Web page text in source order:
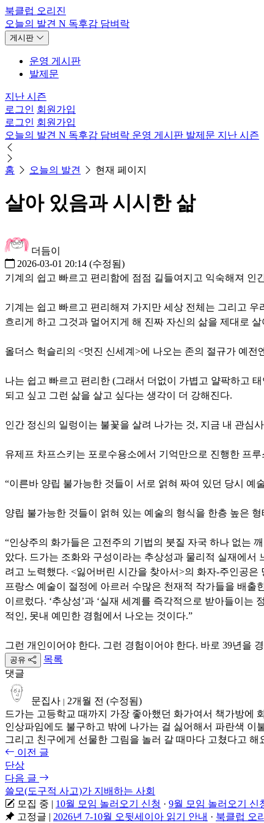
북클럽 오리진
오늘의 발견 N 독후감 담벼락
게시판
운영 게시판
발제문
지난 시즌
로그인 회원가입
로그인 회원가입
오늘의 발견 N 독후감 담벼락 운영 게시판 발제문 지난 시즌
홈 오늘의 발견 현재 페이지
살아 있음과 시시한 삶
더듬이
2026-03-01 20:14 (수정됨)
기계의 쉽고 빠르고 편리함에 점점 길들여지고 익숙해져
기계는 쉽고 빠르고 편리해져 가지만 세상 전체는 그리고
흐리게 하고 그것과 멀어지게 해 진짜 자신의 삶을 제대로
올더스 헉슬리의 <멋진 신세계>에 나오는 존의 절규가 예
나는 쉽고 빠르고 편리한 (그래서 더없이 가볍고 얄팍하고
되고 싶고 그런 삶을 살고 싶다는 생각이 더 강해진다.
인간 정신의 일렁이는 불꽃을 살려 나가는 것, 지금 내 관심
유제프 차프스키는 포로수용소에서 기억만으로 진행한 프
“이른바 양립 불가능한 것들이 서로 얽혀 짜여 있던 당시 예
양립 불가능한 것들이 얽혀 있는 예술의 형식을 한층 높은
“인상주의 화가들은 고전주의 기법의 붓질 자국 하나 없는
았다. 드가는 조화와 구성이라는 추상성과 물리적 실재에
려고 노력했다. <잃어버린 시간을 찾아서>의 화자-주인공
프랑스 예술이 절정에 아르러 수많은 천재적 작가들을 배출
이르렀다. ‘추상성’과 ‘실재 세계를 즉각적으로 받아들이는
적인, 못내 예민한 경험에서 나오는 것이다.”
그런 개인이어야 한다. 그런 경험이어야 한다. 바로 39년을
공유
목록
댓글
문집사 | 2개월 전 (수정됨)
드가는 고등학교 때까지 가장 좋아했던 화가여서 책가방에
인상파임에도 불구하고 밖에 나가는 걸 싫어해서 파란색 이
그리고 친구에게 선물한 그림을 놀러 갈 때마다 고쳤다고
이전 글
단상
다음 글
쓸모(도구적 사고)가 지배하는 사회
모집 중 | 10월 모임 놀러오기 신청 · 9월 모임 놀러오기 신
고정글 | 2026년 7-10월 오뒷세이아 읽기 안내 · 북클럽 오